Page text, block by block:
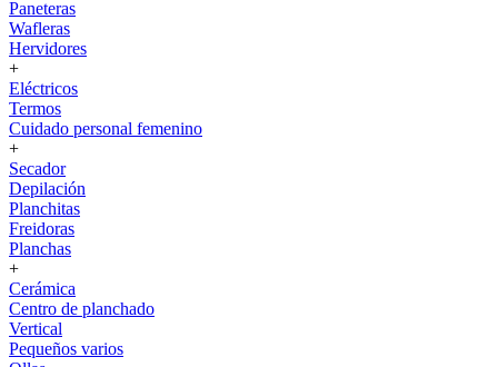
Paneteras
Wafleras
Hervidores
+
Eléctricos
Termos
Cuidado personal femenino
+
Secador
Depilación
Planchitas
Freidoras
Planchas
+
Cerámica
Centro de planchado
Vertical
Pequeños varios